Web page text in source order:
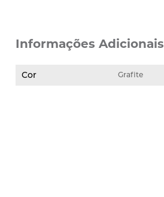
Informações Adicionais
Cor Grafite